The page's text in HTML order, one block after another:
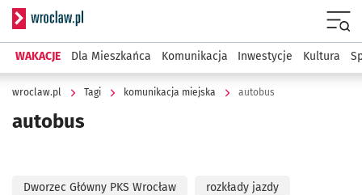
Serwis informacyjny wroclaw.pl
WAKACJE Dla Mieszkańca Komunikacja Inwestycje Kultura
wroclaw.pl Tagi komunikacja miejska autobus
autobus
Dworzec Główny PKS Wrocław rozkłady jazdy